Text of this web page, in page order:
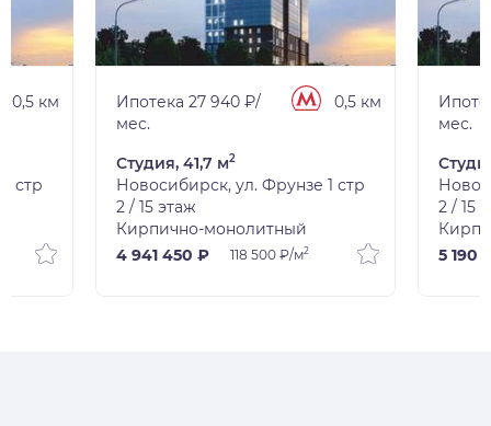
0,5 км
стр
Ипотека 27 940 ₽/
мес.
0,5 км
Студия, 41,7 м2
Новосибирск, ул. Фрунзе 1 стр
2 / 15 этаж
Кирпично-монолитный
4 941 450 ₽
118 500 ₽/м2
мес.
2 / 15
5 190